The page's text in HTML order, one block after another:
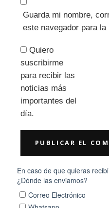
Guarda mi nombre,
este navegador para
Quiero
suscribirme
para recibir las
noticias más
importantes del
día.